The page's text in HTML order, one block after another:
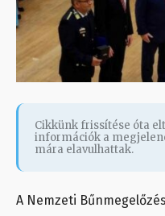
Cikkünk frissítése óta
információk a
mára elavulhattak.
A Nemzeti